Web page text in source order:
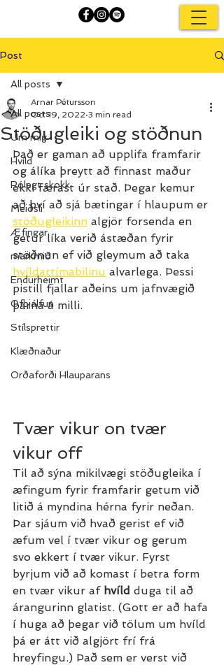
Post
All posts
Um mig
Hvíld
Rólegt skokk
Meiðsli
Æfingar
markmið
Endurheimt
Ofþjálfun
Stílsprettir
Klæðnaður
Orðaforði Hlauparans
All posts
Stöðugleiki og stöðnun
Arnar Pétursson
Oct 19, 2022 3 min read
Það er gaman að upplifa framfarir
og álíka þreytt að finnast maður
ekki færast úr stað. Þegar kemur
að því að sjá bætingar í hlaupum er
stöðugleikinn algjör forsenda en
getur líka verið ástæðan fyrir
stöðnun ef við gleymum að taka
hvíldartímabilinu alvarlega. Þessi
pistill fjallar aðeins um jafnvægið
þarna á milli.
Tvær vikur on tvær
vikur off
Til að sýna mikilvægi stöðugleika í
æfingum fyrir framfarir getum við
litið á myndina hérna fyrir neðan.
Þar sjáum við hvað gerist ef við
æfum vel í tvær vikur og gerum
svo ekkert í tvær vikur. Fyrst
byrjum við að komast í betra form
en tvær vikur af hvíld duga til að
árangurinn glatist. (Gott er að hafa
í huga að þegar við tölum um hvíld
þá er átt við algjört frí frá
hreyfingu.) Það sem er verst við